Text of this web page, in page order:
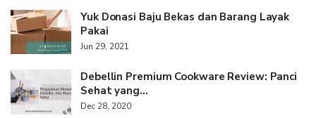
Yuk Donasi Baju Bekas dan Barang Layak
Pakai
Jun 29, 2021
Debellin Premium Cookware Review: Panci
Sehat yang…
Dec 28, 2020